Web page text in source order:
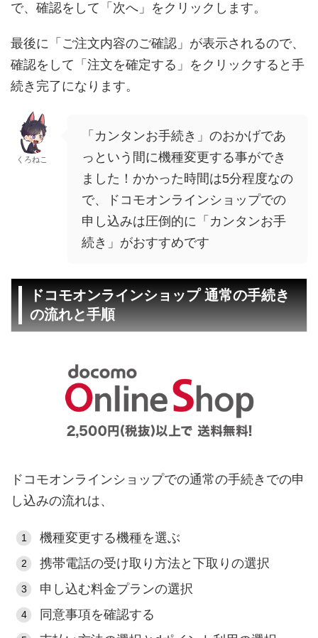
で、確認をして「次へ」をクリックします。
最後に「ご注文内容のご確認」が表示されるので、
確認をして「注文を確定する」をクリックすると手
続き完了になります。
くろねこ
「カンタンお手続き」のおかげであ
っという間に機種変更する事ができ
ました！かかった時間は5分程度なの
で、ドコモオンラインショップでの
申し込みは圧倒的に「カンタンお手
続き」がおすすめです
ドコモオンラインショップ 通常の手続き
の流れと手順
ドコモオンラインショップでの通常の手続きでの申
し込みの流れは、
機種変更する機種を選ぶ
携帯電話の受け取り方法と下取りの選択
申し込む料金プランの選択
同意事項を確認する